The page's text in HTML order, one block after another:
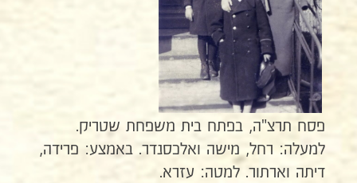
פסח תרצ"ה, בפתח בית משפחת שטריק.
למעלה: רחל, מישה ואלכסנדר. באמצע: פרידה,
דיתה וארתור. למטה: עזרא.